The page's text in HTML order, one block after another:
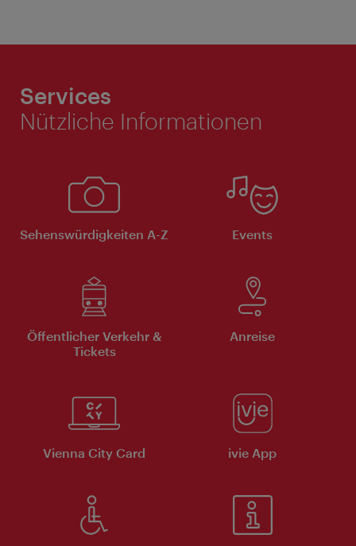
Services
Nützliche Informationen
Sehenswürdigkeiten A-Z Events
Öffentlicher Verkehr &
Tickets
Anreise
Vienna City Card ivie App